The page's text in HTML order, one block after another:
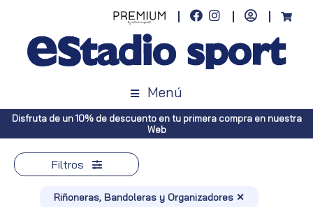
Menú
descuento en tu primera compra en nuestra
Envíos gratuitos a
Filtros
Riñoneras, Bandoleras y Organizadores ✕